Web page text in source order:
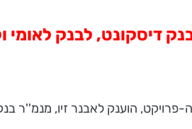
2018 של אנשים ומחשבים. פרס מיוחד, על מגה-פרויקט, הוענק